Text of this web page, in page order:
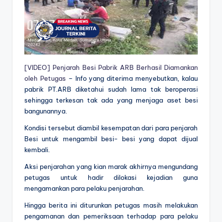
[VIDEO] Penjarah Besi Pabrik ARB Berhasil Diamankan
oleh Petugas – Info yang diterima menyebutkan, kalau
pabrik PT.ARB diketahui sudah lama tak beroperasi
sehingga terkesan tak ada yang menjaga aset besi
bangunannya.
Kondisi tersebut diambil kesempatan dari para penjarah
Besi untuk mengambil besi- besi yang dapat dijual
kembali.
Aksi penjarahan yang kian marak akhirnya mengundang
petugas untuk hadir dilokasi kejadian guna
mengamankan para pelaku penjarahan.
Hingga berita ini diturunkan petugas masih melakukan
pengamanan dan pemeriksaan terhadap para pelaku